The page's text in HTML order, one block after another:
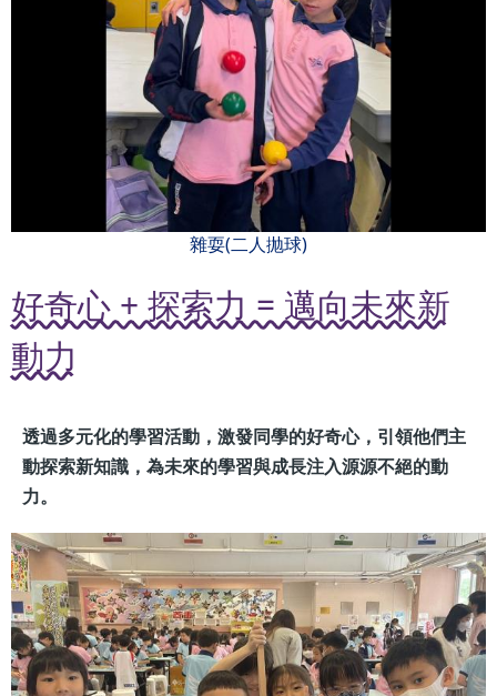
雜耍(二人抛球)
好奇心 + 探索力 = 邁向未來新
動力
透過多元化的學習活動，激發同學的好奇心，引領他們主
動探索新知識，為未來的學習與成長注入源源不絕的動
力。